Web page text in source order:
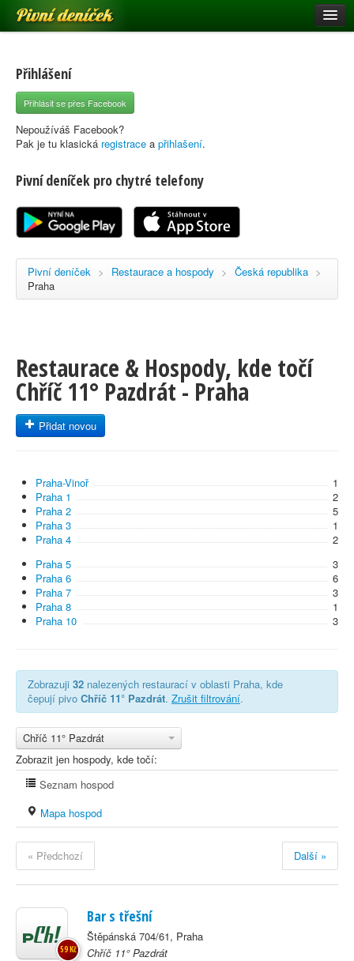
Pivní deníček
Pivní mapa
Pivní značky
Nápověda
Registrace
Přihlášení
Přihlásit se přes Facebook
Nepoužíváš Facebook?
Pak je tu klasická registrace a přihlašení.
Pivní deníček pro chytré telefony
Pivní deníček > Restaurace a hospody > Česká republika >
Praha
Restaurace & Hospody, kde točí
Chříč 11° Pazdrát - Praha
Přidat novou
Praha-Vinoř
1
Praha 1
2
Praha 2
5
Praha 3
1
Praha 4
2
Praha 5
3
Praha 6
6
Praha 7
3
Praha 8
1
Praha 10
3
Zobrazuji 32 nalezených restaurací v oblasti Praha, kde
čepují pivo Chříč 11° Pazdrát. Zrušit filtrování.
Chříč 11° Pazdrát
Zobrazit jen hospody, kde točí:
Seznam hospod
Mapa hospod
« Předchozí Další »
Bar s třešní
Štěpánská 704/61, Praha
Chříč 11° Pazdrát
59 Kč